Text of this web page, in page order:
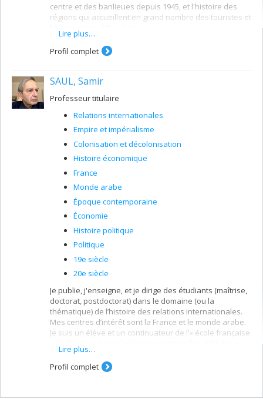
centre et des banlieues depuis 1945, et l'histoire des
régions qui accueillent en grand nombre des touristes et
Lire plus…
Profil complet
SAUL, Samir
Professeur titulaire
Relations internationales
Empire et impérialisme
Colonisation et décolonisation
Histoire économique
France
Monde arabe
Époque contemporaine
Économie
Histoire politique
Politique
19e siècle
20e siècle
Je publie, j'enseigne, et je dirige des étudiants (maîtrise,
doctorat, postdoctorat) dans le domaine (ou la
thématique) de l’histoire des relations internationales.
Mes centres d’intérêt sont la France et le monde arabe.
Je suis un élève et un continuateur de l’« école française
rénové l’étude du phénomène international par la prise
en compte et l’intégration des « forces profondes »
(économiques, sociales, institutionnelles, culturelles,
historiographie dont l’originalité a transformé et vivifié le
Lire plus…
Profil complet